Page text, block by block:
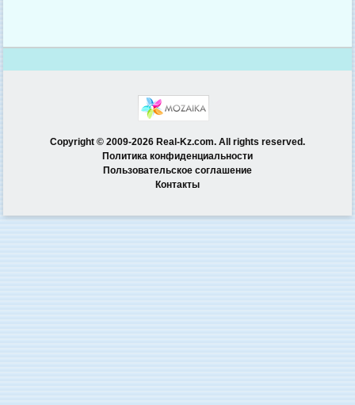
Copyright © 2009-2026 Real-Kz.com. All rights reserved.
Политика конфиденциальности
Пользовательское соглашение
Контакты